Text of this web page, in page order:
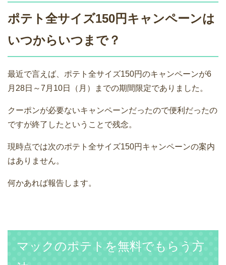
ポテト全サイズ150円キャンペーンは
いつからいつまで？
最近で言えば、ポテト全サイズ150円のキャンペーンが6
月28日～7月10日（月）までの期間限定でありました。
クーポンが必要ないキャンペーンだったので便利だったの
ですが終了したということで残念。
現時点では次のポテト全サイズ150円キャンペーンの案内
はありません。
何かあれば報告します。
マックのポテトを無料でもらう方